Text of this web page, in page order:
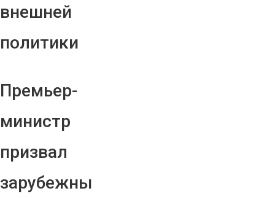
внешней
политики
Премьер-
министр
призвал
зарубежны